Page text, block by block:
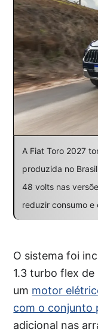
A Fiat Toro 2027
produzida no
48 volts nas
reduzir consumo e
O sistema foi
1.3 turbo flex
um motor
com o conjunto
adicional nas